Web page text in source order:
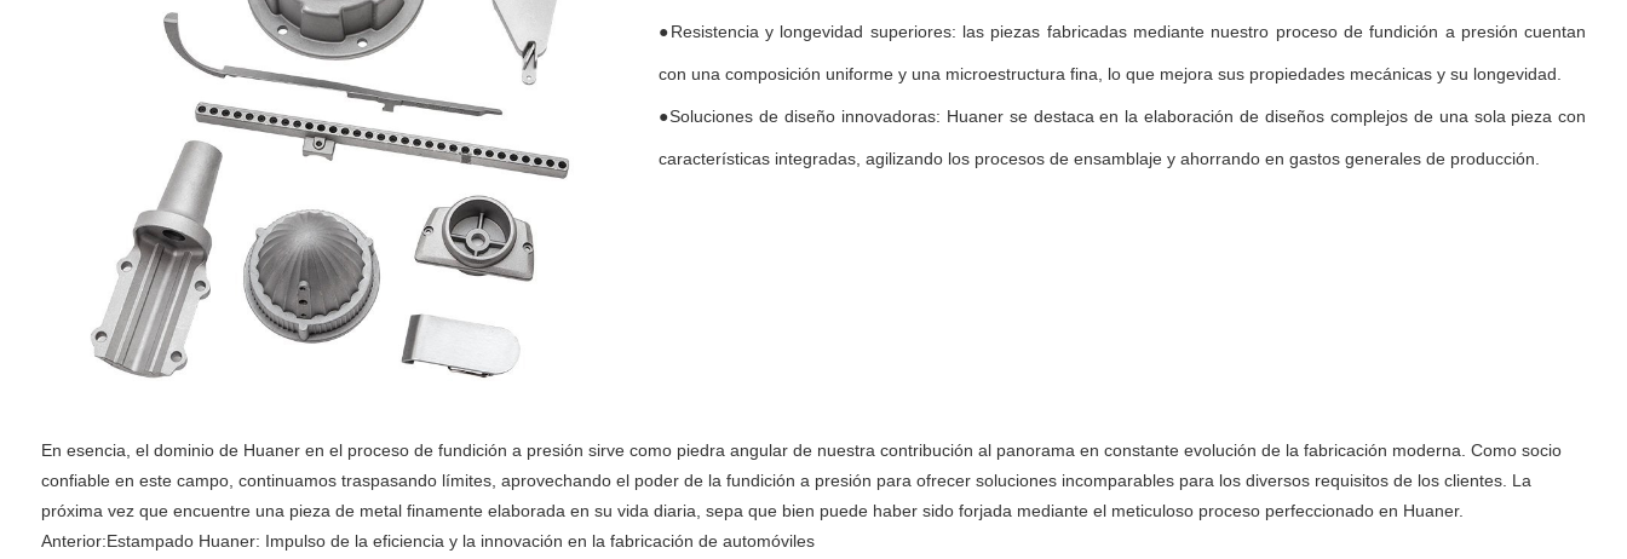
●Resistencia y longevidad superiores: las piezas fabricadas mediante nuestro proceso de fundición a presión cuentan
con una composición uniforme y una microestructura fina, lo que mejora sus propiedades mecánicas y su longevidad.
●Soluciones de diseño innovadoras: Huaner se destaca en la elaboración de diseños complejos de una sola pieza con
características integradas, agilizando los procesos de ensamblaje y ahorrando en gastos generales de producción.
En esencia, el dominio de Huaner en el proceso de fundición a presión sirve como piedra angular de nuestra contribución al panorama en constante evolución de la fabricación moderna. Como socio
confiable en este campo, continuamos traspasando límites, aprovechando el poder de la fundición a presión para ofrecer soluciones incomparables para los diversos requisitos de los clientes. La
próxima vez que encuentre una pieza de metal finamente elaborada en su vida diaria, sepa que bien puede haber sido forjada mediante el meticuloso proceso perfeccionado en Huaner.
Anterior:Estampado Huaner: Impulso de la eficiencia y la innovación en la fabricación de automóviles